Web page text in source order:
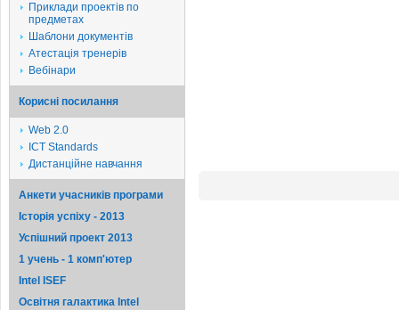
Приклади проектів по
предметах
Шаблони документів
Атестація тренерів
Вебінари
Корисні посилання
Web 2.0
ICT Standards
Дистанційне навчання
Анкети учасників програми
Історія успіху - 2013
Успішний проект 2013
1 учень - 1 комп'ютер
Intel ISEF
Освітня галактика Intel